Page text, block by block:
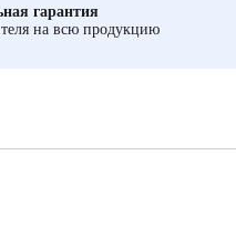
гарантия
на всю продукцию